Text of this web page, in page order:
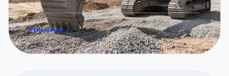
REALIZÁCIE →